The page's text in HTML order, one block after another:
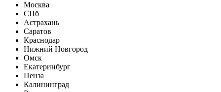
Москва
СПб
Астрахань
Саратов
Краснодар
Нижний Новгород
Омск
Екатеринбург
Пенза
Калининград